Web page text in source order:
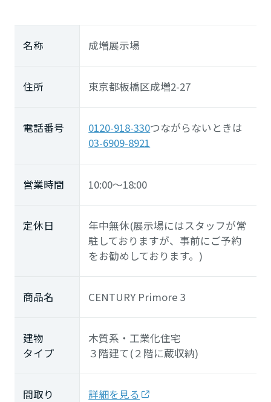
名称 成増展示場
住所 東京都板橋区成増2-27
電話番号 0120-918-330つながらないときは
03-6909-8921
営業時間 10:00～18:00
定休日
年中無休(展示場にはスタッフが常
駐しておりますが、事前にご予約
をお勧めしております。)
商品名 CENTURY Primore 3
建物
タイプ
木質系・工業化住宅
３階建て(２階に蔵収納)
間取り 詳細を見る